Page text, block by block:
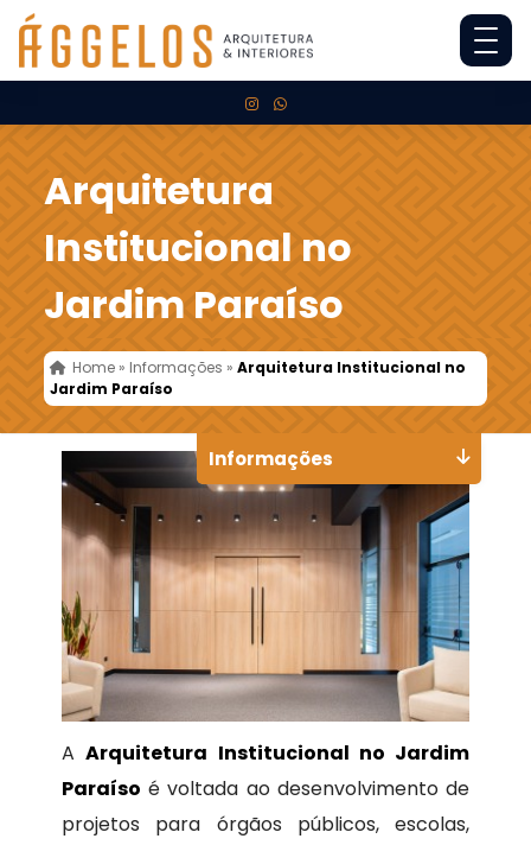
Arquitetura
Institucional no
Jardim Paraíso
Home » Informações »Arquitetura Institucional no
Jardim Paraíso
AArquitetura Institucional no Jardim
Paraíso é voltada ao desenvolvimento de
projetos para órgãos públicos, escolas,
Informações